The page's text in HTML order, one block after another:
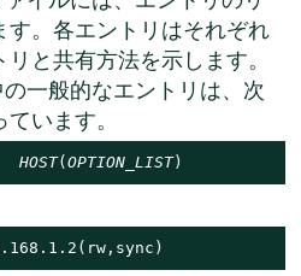
す。各エントリはそれぞれ
と共有方法を示します。
の一般的なエントリは、次
います。
HOST( OPTION_LIST)